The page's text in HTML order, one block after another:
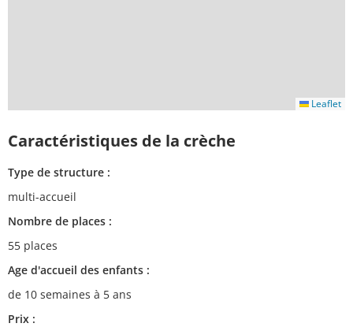
Leaflet
Caractéristiques de la crèche
Type de structure :
multi-accueil
Nombre de places :
55 places
Age d'accueil des enfants :
de 10 semaines à 5 ans
Prix :